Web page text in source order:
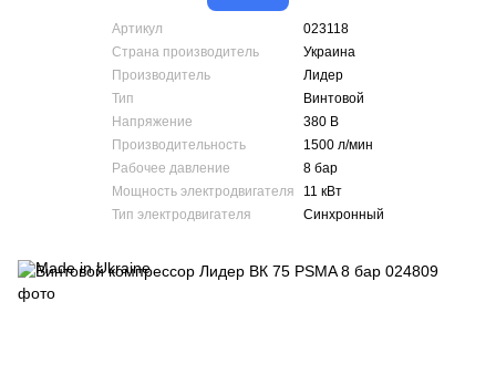
Артикул
023118
Страна производитель
Украина
Производитель
Лидер
Тип
Винтовой
Напряжение
380 В
Производительность
1500 л/мин
Рабочее давление
8 бар
Мощность электродвигателя
11 кВт
Тип электродвигателя
Синхронный